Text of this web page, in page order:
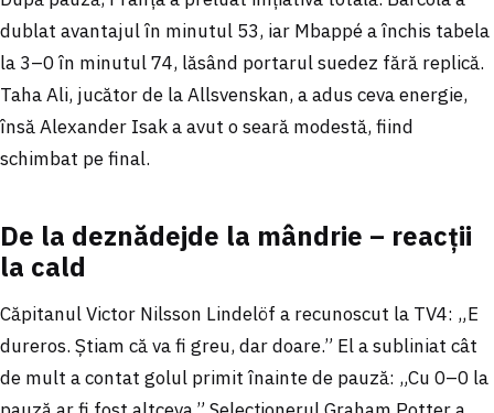
dublat avantajul în minutul 53, iar Mbappé a închis tabela
la 3–0 în minutul 74, lăsând portarul suedez fără replică.
Taha Ali, jucător de la Allsvenskan, a adus ceva energie,
însă Alexander Isak a avut o seară modestă, fiind
schimbat pe final.
De la deznădejde la mândrie – reacții
la cald
Căpitanul Victor Nilsson Lindelöf a recunoscut la TV4: „E
dureros. Știam că va fi greu, dar doare.” El a subliniat cât
de mult a contat golul primit înainte de pauză: „Cu 0–0 la